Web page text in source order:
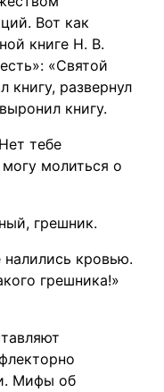
Вот как
книге Н. В.
«Святой
книгу, развернул
книгу.
тебе
молиться о
грешник.
кровью.
грешника!»
Мифы об